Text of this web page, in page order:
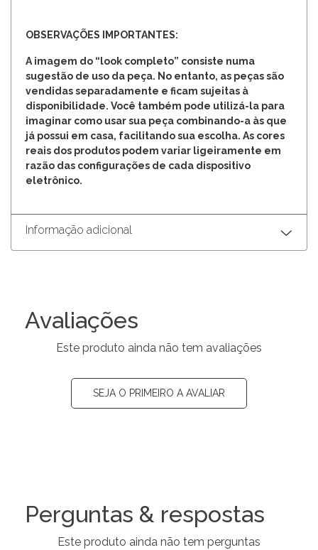
OBSERVAÇÕES IMPORTANTES:
A imagem do “look completo” consiste numa
sugestão de uso da peça. No entanto, as peças são
vendidas separadamente e ficam sujeitas à
disponibilidade. Você também pode utilizá-la para
imaginar como usar sua peça combinando-a às que
já possui em casa, facilitando sua escolha. As cores
reais dos produtos podem variar ligeiramente em
razão das configurações de cada dispositivo
eletrônico.
Informação adicional
Avaliações
Este produto ainda não tem avaliações
SEJA O PRIMEIRO A AVALIAR
Perguntas & respostas
Este produto ainda não tem perguntas